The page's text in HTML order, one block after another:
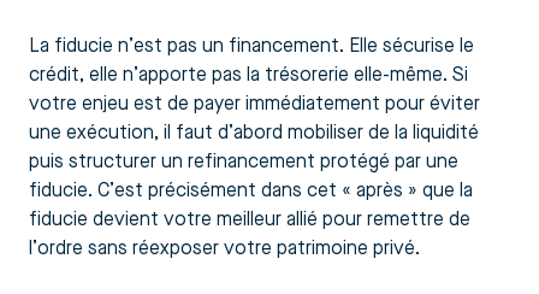
La fiducie n’est pas un financement. Elle sécurise le
crédit, elle n’apporte pas la trésorerie elle-même. Si
votre enjeu est de payer immédiatement pour éviter
une exécution, il faut d’abord mobiliser de la liquidité
puis structurer un refinancement protégé par une
fiducie. C’est précisément dans cet « après » que la
fiducie devient votre meilleur allié pour remettre de
l’ordre sans réexposer votre patrimoine privé.